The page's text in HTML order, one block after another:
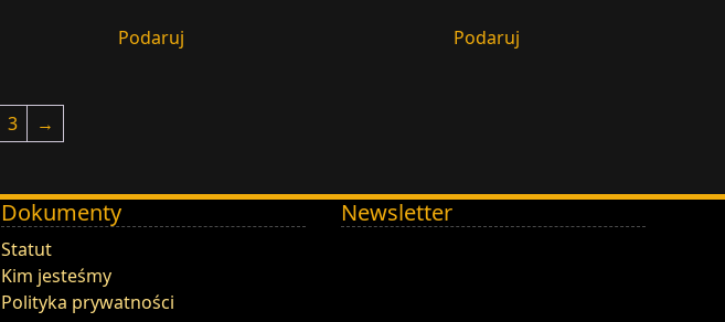
Podaruj Podaruj
3 →
Dokumenty
Statut
Kim jesteśmy
Polityka prywatności
Newsletter